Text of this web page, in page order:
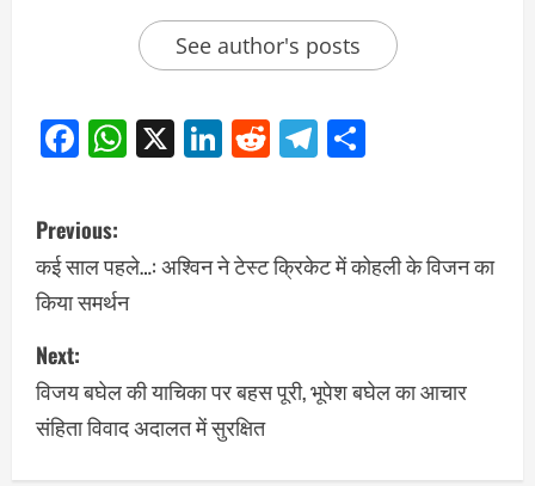
See author's posts
Facebook
WhatsApp
X LinkedIn
RedditTelegram
Previous:
कई साल पहले…: अश्विन ने टेस्ट क्रिकेट में कोहली के विजन का
किया समर्थन
Next:
विजय बघेल की याचिका पर बहस पूरी, भूपेश बघेल का आचार
संहिता विवाद अदालत में सुरक्षित